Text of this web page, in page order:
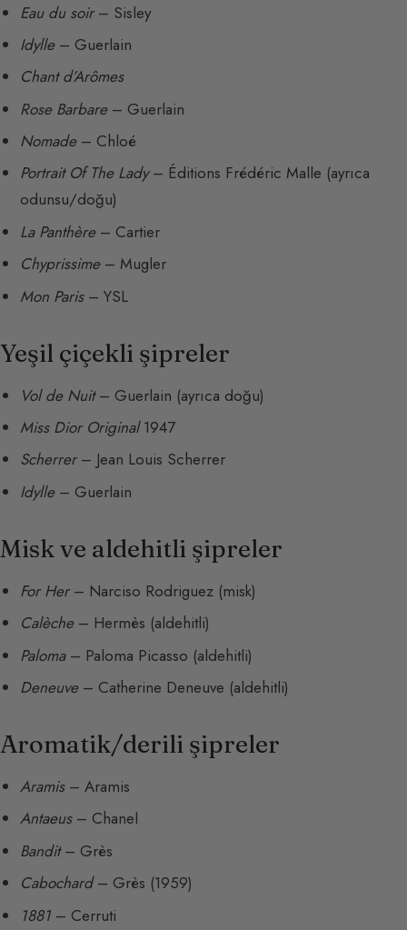
Eau du soir– Sisley
Idylle– Guerlain
Chant d’Arômes
Rose Barbare– Guerlain
Nomade– Chloé
Portrait Of The Lady– Éditions Frédéric Malle (ayrıca
odunsu/doğu)
La Panthère– Cartier
Chyprissime– Mugler
Mon Paris– YSL
Yeşil çiçekli şipreler
Vol de Nuit– Guerlain (ayrıca doğu)
Miss Dior Original1947
Scherrer– Jean Louis Scherrer
Idylle– Guerlain
Misk ve aldehitli şipreler
For Her– Narciso Rodriguez (misk)
Calèche– Hermès (aldehitli)
Paloma– Paloma Picasso (aldehitli)
Deneuve– Catherine Deneuve (aldehitli)
Aromatik/derili şipreler
Aramis– Aramis
Antaeus– Chanel
Bandit– Grès
Cabochard– Grès (1959)
1881– Cerruti